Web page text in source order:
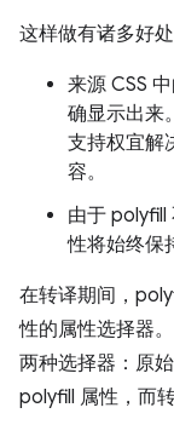
这样做有诸多好处
来源 CSS
确显示出来
支持权宜解
容。
由于 polyfill
性将始终保
在转译期间，
性的属性选择器
两种选择器：原
polyfill 属性，而